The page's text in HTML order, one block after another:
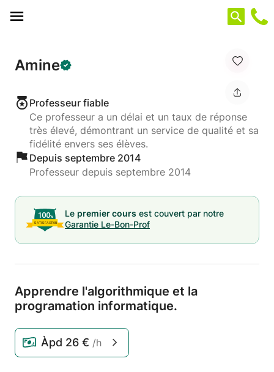
Amine
Professeur fiable
Ce professeur a un délai et un taux de réponse
très élevé, démontrant un service de qualité et sa
fidélité envers ses élèves.
Depuis septembre 2014
Professeur depuis septembre 2014
Le premier cours est couvert par notre
Garantie Le-Bon-Prof
Apprendre l'algorithmique et la
programation informatique.
Àpd 26 € /h